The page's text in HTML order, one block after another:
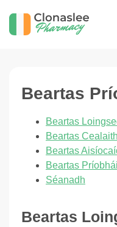
Beartas
Beartas
Beartas
Beartas
Beartas
Séanadh
Beartas